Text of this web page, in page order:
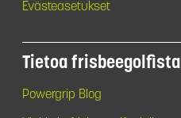
Evästeasetukset
Tietoa frisbeegolfista
Powergrip Blog